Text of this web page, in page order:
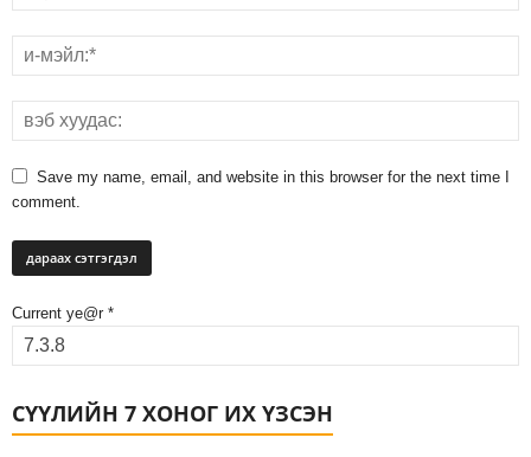
Save my name, email, and website in this browser for the next time I
comment.
Current ye@r *
СҮҮЛИЙН 7 ХОНОГ ИХ ҮЗСЭН